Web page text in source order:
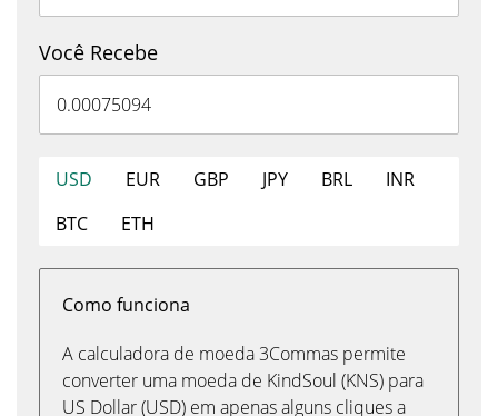
Você Recebe
USD EUR GBP JPY BRL
INR
BTC
ETH
Como funciona
A calculadora de moeda 3Commas permite
converter uma moeda de KindSoul (KNS) para
US Dollar (USD) em apenas alguns cliques a